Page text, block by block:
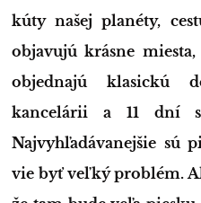
kúty našej planéty,
objavujú krásne
objednajú klasickú
kancelárii a 11 dní
Najvyhľadávanejšie sú
vie byť veľký problém.